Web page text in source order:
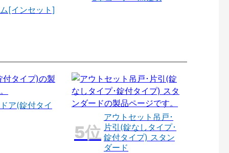
[インセット]
ア(錠付タイ
アウトセット吊戸･
片引(錠なしタイプ･
錠付タイプ) スタン
ダード